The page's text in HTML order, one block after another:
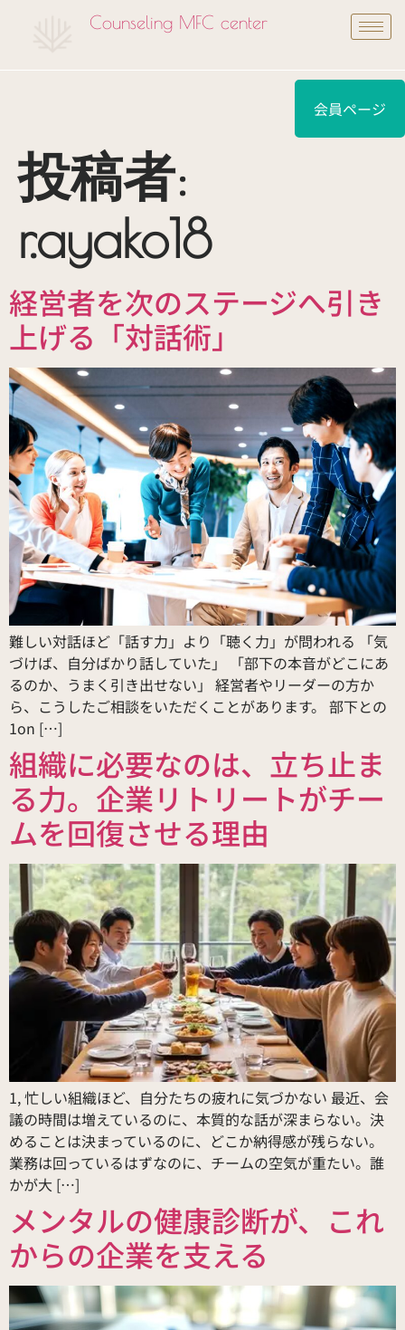
Counseling MFC center
会員ページ
投稿者:
r.ayako18
経営者を次のステージへ引き
上げる「対話術」
難しい対話ほど「話す力」より「聴く力」が問われる 「気
づけば、自分ばかり話していた」 「部下の本音がどこにあ
るのか、うまく引き出せない」 経営者やリーダーの方か
ら、こうしたご相談をいただくことがあります。 部下との
1on […]
組織に必要なのは、立ち止ま
る力。企業リトリートがチー
ムを回復させる理由
1, 忙しい組織ほど、自分たちの疲れに気づかない 最近、会
議の時間は増えているのに、本質的な話が深まらない。決
めることは決まっているのに、どこか納得感が残らない。
業務は回っているはずなのに、チームの空気が重たい。誰
かが大 […]
メンタルの健康診断が、これ
からの企業を支える